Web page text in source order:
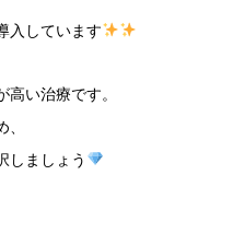
入しています
い治療です。
しましょう